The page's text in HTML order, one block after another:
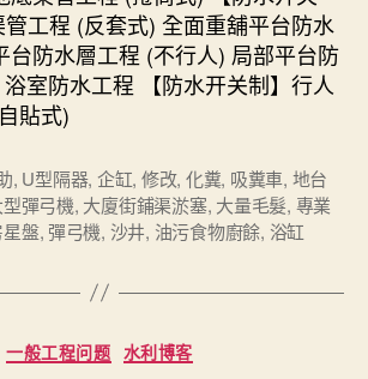
工程 (反套式) 全面重舖平台防水
台防水層工程 (不行人) 局部平台防
室防水工程 【防水开关制】行人
貼式)
, U型隔器, 企缸, 修改, 化糞, 吸糞車, 地台
彈弓機, 大廈街鋪渠淤塞, 大量毛髮, 專業
盤, 彈弓機, 沙井, 油污食物廚餘, 浴缸
Categories
一般工程问题 水利博客